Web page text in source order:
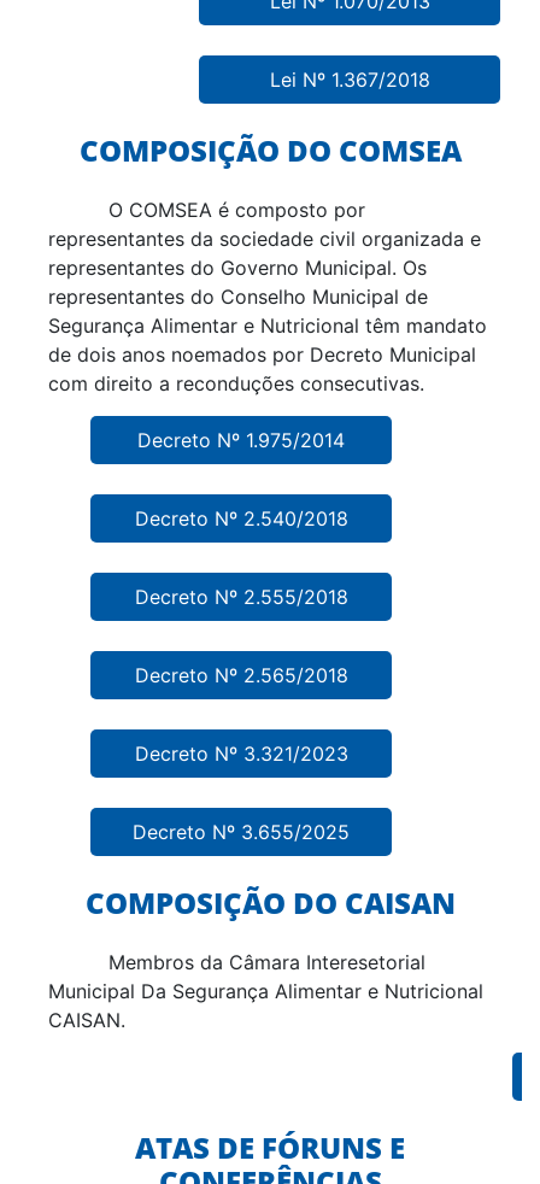
Lei Nº 1.367/2018
COMPOSIÇÃO DO COMSEA
O COMSEA é composto por
representantes da sociedade civil organizada e
representantes do Governo Municipal. Os
representantes do Conselho Municipal de
Segurança Alimentar e Nutricional têm mandato
de dois anos noemados por Decreto Municipal
com direito a reconduções consecutivas.
Decreto Nº 1.975/2014
Decreto Nº 2.540/2018
Decreto Nº 2.555/2018
Decreto Nº 2.565/2018
Decreto Nº 3.321/2023
Decreto Nº 3.655/2025
COMPOSIÇÃO DO CAISAN
Membros da Câmara Interesetorial
Municipal Da Segurança Alimentar e Nutricional
CAISAN.
ATAS DE FÓRUNS E